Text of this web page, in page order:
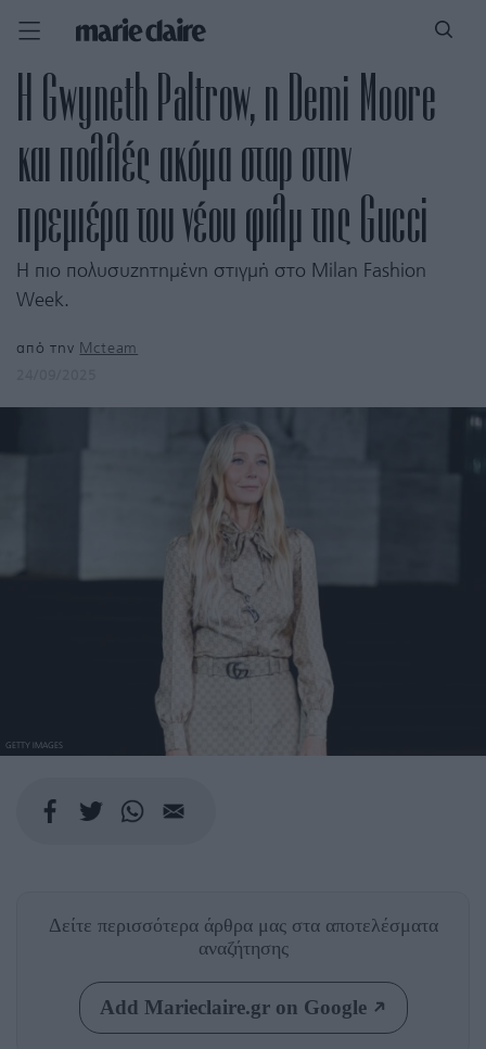
Η Gwyneth Paltrow, η Demi Moore
και πολλές ακόμα σταρ στην
πρεμιέρα του νέου φιλμ της Gucci
Η πιο πολυσυζητημένη στιγμή στο Milan Fashion
Week.
από την Mcteam
GETTY IMAGES
Δείτε περισσότερα άρθρα μας στα αποτελέσματα
αναζήτησης
Add Marieclaire.gr on Google